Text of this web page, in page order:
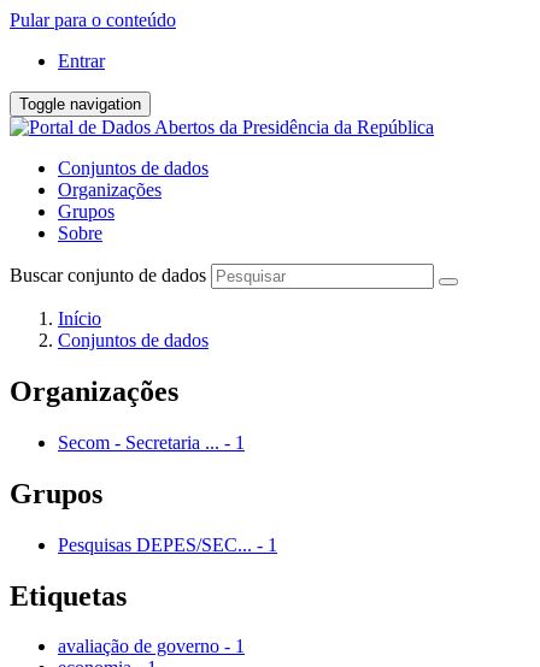
Pular para o conteúdo
Entrar
Toggle navigation
Conjuntos de dados
Organizações
Grupos
Sobre
Buscar conjunto de dados
Início
Conjuntos de dados
Organizações
Secom - Secretaria ... - 1
Grupos
Pesquisas DEPES/SEC... - 1
Etiquetas
avaliação de governo - 1